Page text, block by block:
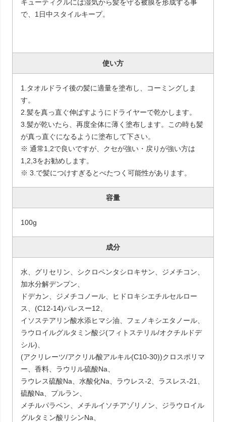
キューティクルには湿気から髪を守る被膜を形成する事
で、1日中スタイルキープ。
使い方
1.タオルドライ後の髪に適量を塗布し、コーミングしま
す。
2.髪を真っ直ぐ伸ばすようにドライヤーで乾かします。
3.髪が乾いたら、再度全体に薄く塗布します。この時も髪
が真っ直ぐになるように塗布して下さい。
※ 通常1,2で良いですが、クセが強い・戻りが強い方は
1,2,3をお勧めします。
※ 3.で髪につけすぎるとべたつく可能性があります。
容量
100g
成分
水、グリセリン、シクロペンタシロキサン、ジメチコン、
加水分解デンプン、
ドデカン、ジメチコノール、ヒドロキシエチルセルロー
ス、(C12-14)パレスー12、
イソステアリン酸水添ヒマシ油、フェノキシエタノール、
ラウロイルグルタミン酸ジ(フィトステリル/オクチルドデ
シル)、
(アクリレーツ/アクリル酸アルキル(C10-30))クロスポリマ
ー、香料、ラウリル硫酸Na、
ラウレス硫酸Na、水酸化Na、ラウレス-2、ラスレス-21、
硫酸Na、プルラン、
メチルパラベン、メチルイソチアゾリノン、ジラウロイル
グルタミン酸リシンNa、